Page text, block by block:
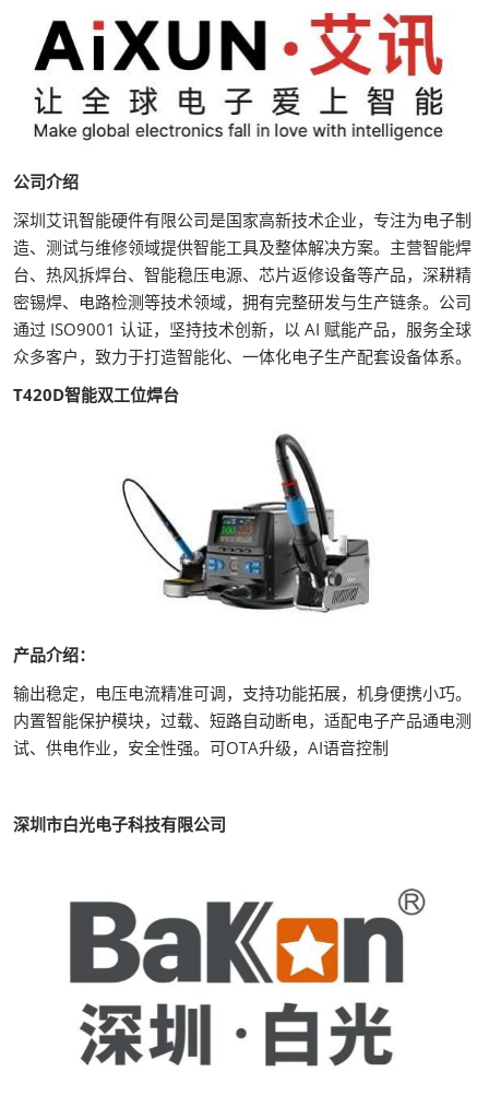
公司介绍
深圳艾讯智能硬件有限公司是国家高新技术企业，专注为电子制
造、测试与维修领域提供智能工具及整体解决方案。主营智能焊
台、热风拆焊台、智能稳压电源、芯片返修设备等产品，深耕精
密锡焊、电路检测等技术领域，拥有完整研发与生产链条。公司
通过 ISO9001 认证，坚持技术创新，以 AI 赋能产品，服务全球
众多客户，致力于打造智能化、一体化电子生产配套设备体系。
T420D智能双工位焊台
产品介绍：
输出稳定，电压电流精准可调，支持功能拓展，机身便携小巧。
内置智能保护模块，过载、短路自动断电，适配电子产品通电测
试、供电作业，安全性强。可OTA升级，AI语音控制
深圳市白光电子科技有限公司